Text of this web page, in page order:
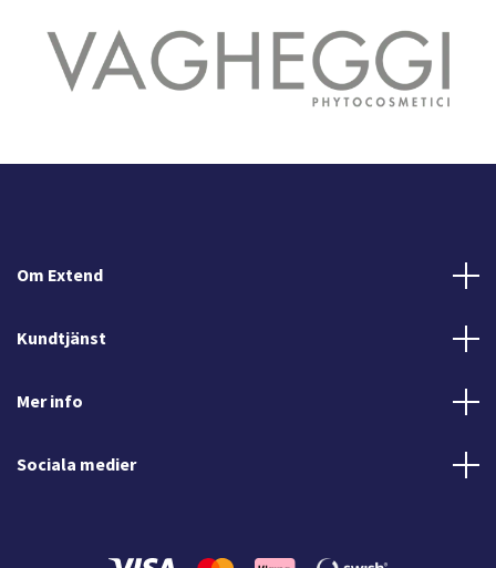
Om Extend
Kundtjänst
Mer info
Sociala medier